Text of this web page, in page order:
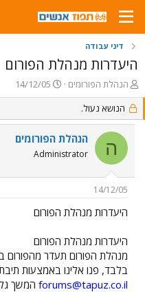
דיני עבודה
היעדרות מנהלת הפורום
פ
ו
ת
ח
נ
הנהלת הפורומים
פ
ו
ס
ם
ב
ת
ך
14/12/05
הנושא נעול.
ה הנהלת הפורומים
Administrator
14/12/05
היעדרות מנהלת הפורום
היעדרות מנהלת הפורום
מנהלת הפורום תעדר מהפורום
בלבד, פנו אלינו באמצעות
forums@tapuz.co.il המשך